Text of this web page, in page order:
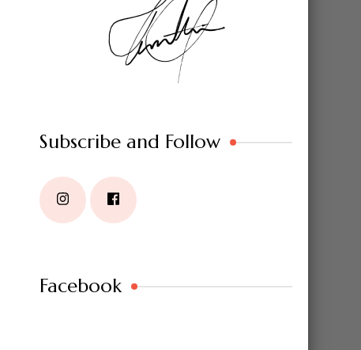
Subscribe and Follow
Facebook